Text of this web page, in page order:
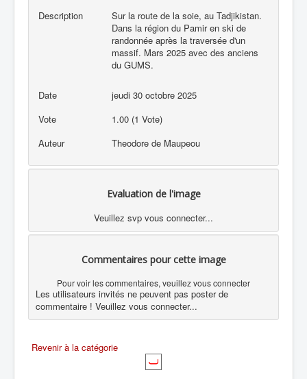
Description
Sur la route de la soie, au Tadjikistan.
Dans la région du Pamir en ski de
randonnée après la traversée d'un
massif. Mars 2025 avec des anciens
du GUMS.
Date
jeudi 30 octobre 2025
Vote
1.00 (1 Vote)
Auteur
Theodore de Maupeou
Evaluation de l'image
Veuillez svp vous connecter...
Commentaires pour cette image
Pour voir les commentaires, veuillez vous connecter
Les utilisateurs invités ne peuvent pas poster de
commentaire ! Veuillez vous connecter...
Revenir à la catégorie